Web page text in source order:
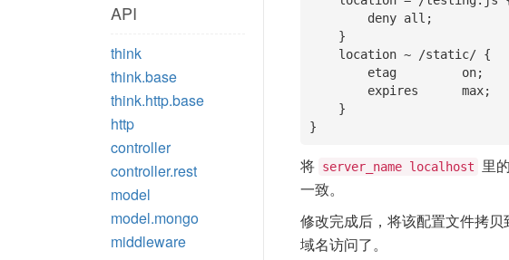
API
think
think.base
think.http.base
http
controller
controller.rest
model
model.mongo
middleware
将 server_name localhost 里
一致。
修改完成后，将该配置文件拷
域名访问了。